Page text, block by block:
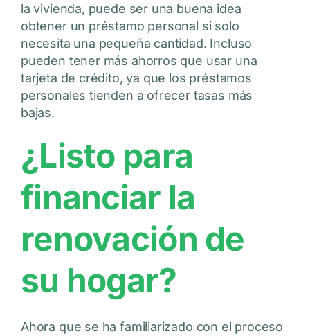
la vivienda, puede ser una buena idea
obtener un préstamo personal si solo
necesita una pequeña cantidad. Incluso
pueden tener más ahorros que usar una
tarjeta de crédito, ya que los préstamos
personales tienden a ofrecer tasas más
bajas.
¿Listo para
financiar la
renovación de
su hogar?
Ahora que se ha familiarizado con el proceso